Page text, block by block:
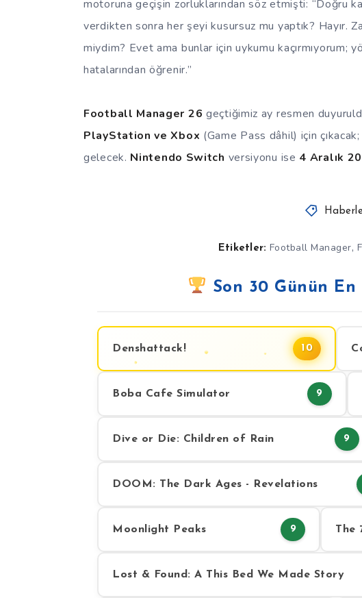
motoruna geçişin zorluklarından söz etmişti: “Doğru
verdikten sonra her şeyi kusursuz mu yaptık? Hayır.
miydim? Evet ama bunlar için uykumu kaçırmıyorum;
hatalarından öğrenir.”
Football Manager 26 geçtiğimiz ay resmen
PlayStation ve Xbox (Game Pass dâhil) için çıkacak;
gelecek. Nintendo Switch versiyonu ise 4 Aralık
Etiketler: Football Manager,
Son 30 Günün
Denshattack! 10
Boba Cafe Simulator 9
Dive or Die: Children of Rain 9
DOOM: The Dark Ages - Revelations
Moonlight Peaks 9 The
Lost & Found: A This Bed We Made Story